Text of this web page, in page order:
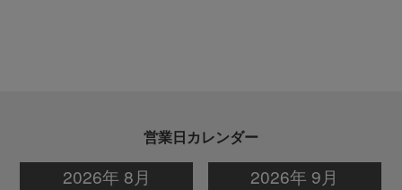
営業日カレンダー